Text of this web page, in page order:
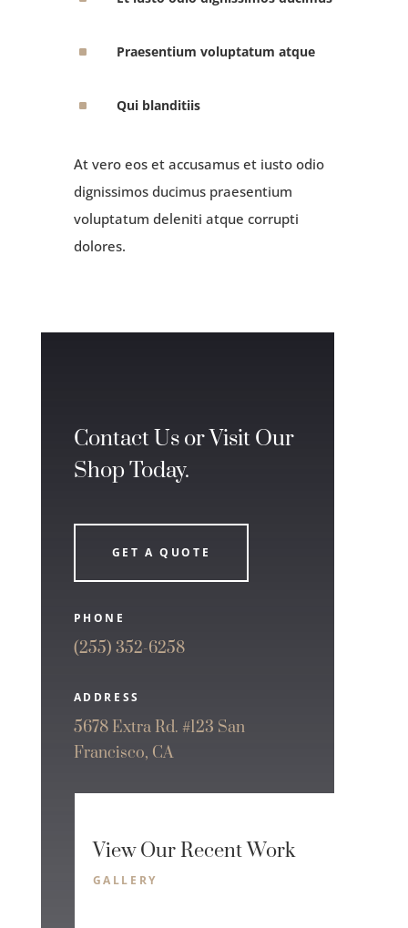
^ Praesentium voluptatum atque
^ Qui blanditiis
At vero eos et accusamus et iusto odio
dignissimos ducimus praesentium
voluptatum deleniti atque corrupti
dolores.
Contact Us or Visit Our
Shop Today.
GET A QUOTE
PHONE
(255) 352-6258
ADDRESS
5678 Extra Rd. #123 San
Francisco, CA
View Our Recent Work
GALLERY